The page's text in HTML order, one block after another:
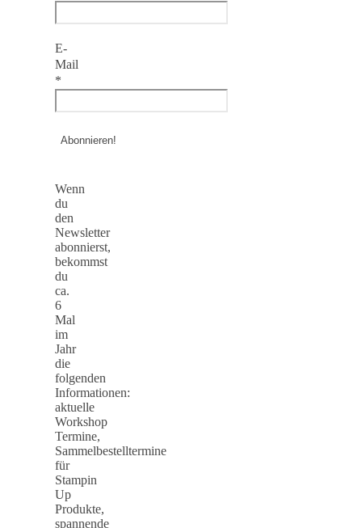
E-
Mail
*
Wenn
du
den
Newsletter
abonnierst,
bekommst
du
ca.
6
Mal
im
Jahr
die
folgenden
Informationen:
aktuelle
Workshop
Termine,
Sammelbestelltermine
für
Stampin
Up
Produkte,
spannende